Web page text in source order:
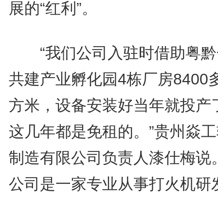
展的“红利”。
“我们公司入驻时借助粤黔
共建产业孵化园4栋厂房8400
方米，设备安装好当年就投产
这几年都是免租的。”贵州焱
制造有限公司负责人漆仕梅说
公司是一家专业从事打火机研